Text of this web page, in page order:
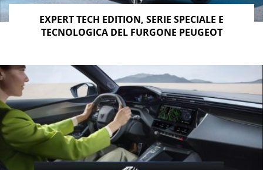
EXPERT TECH EDITION, SERIE SPECIALE E
TECNOLOGICA DEL FURGONE PEUGEOT